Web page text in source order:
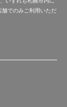
でのみご利用いただ